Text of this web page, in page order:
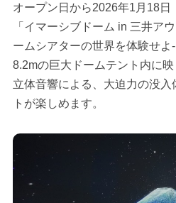
オープン日から2026年1月18日
「イマーシブドーム in 三井ア
ームシアターの世界を体験せよ
8.2mの巨大ドームテント内に
立体音響による、大迫力の没
トが楽しめます。